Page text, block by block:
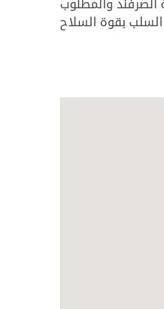
المدعو ع. أ. عياش (25 عاما) من منطقة الصرفند والمطلوب